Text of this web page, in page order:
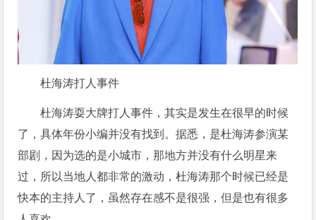
杜海涛打人事件
杜海涛耍大牌打人事件，其实是发生在很早的时候
了，具体年份小编并没有找到。据悉，是杜海涛参演某
部剧，因为选的是小城市，那地方并没有什么明星来
过，所以当地人都非常的激动，杜海涛那个时候已经是
快本的主持人了，虽然存在感不是很强，但是也有很多